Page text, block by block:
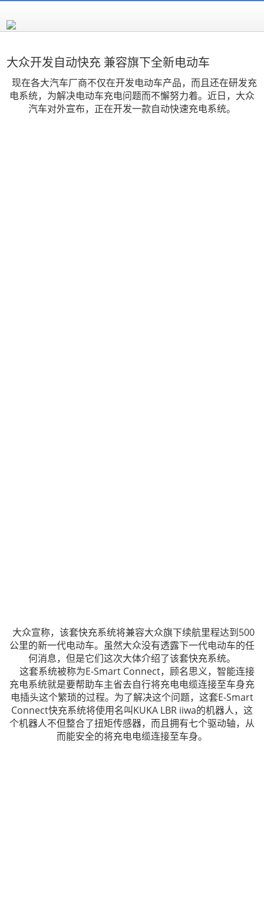
大众开发自动快充 兼容旗下全新电动车
现在各大汽车厂商不仅在开发电动车产品，而且还在研发充
电系统，为解决电动车充电问题而不懈努力着。近日，大众
汽车对外宣布，正在开发一款自动快速充电系统。
大众宣称，该套快充系统将兼容大众旗下续航里程达到500
公里的新一代电动车。虽然大众没有透露下一代电动车的任
何消息，但是它们这次大体介绍了该套快充系统。
这套系统被称为E-Smart Connect，顾名思义，智能连接
充电系统就是要帮助车主省去自行将充电电缆连接至车身充
电插头这个繁琐的过程。为了解决这个问题，这套E-Smart
Connect快充系统将使用名叫KUKA LBR iiwa的机器人，这
个机器人不但整合了扭矩传感器，而且拥有七个驱动轴，从
而能安全的将充电电缆连接至车身。